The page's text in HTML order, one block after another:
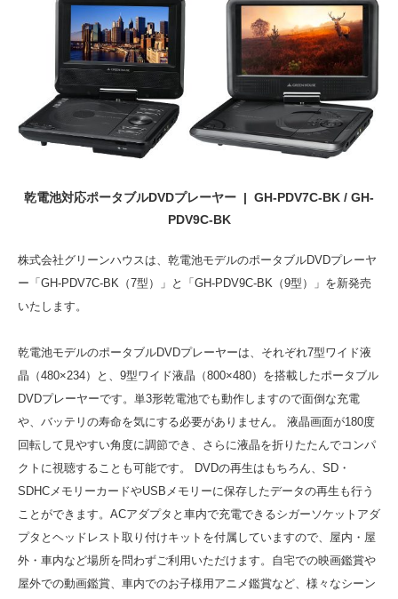
乾電池対応ポータブルDVDプレーヤー | GH-PDV7C-BK / GH-
PDV9C-BK
株式会社グリーンハウスは、乾電池モデルのポータブルDVDプレーヤ
ー「GH-PDV7C-BK（7型）」と「GH-PDV9C-BK（9型）」を新発売
いたします。
乾電池モデルのポータブルDVDプレーヤーは、それぞれ7型ワイド液
晶（480×234）と、9型ワイド液晶（800×480）を搭載したポータブル
DVDプレーヤーです。単3形乾電池でも動作しますので面倒な充電
や、バッテリの寿命を気にする必要がありません。 液晶画面が180度
回転して見やすい角度に調節でき、さらに液晶を折りたたんでコンパ
クトに視聴することも可能です。 DVDの再生はもちろん、SD・
SDHCメモリーカードやUSBメモリーに保存したデータの再生も行う
ことができます。ACアダプタと車内で充電できるシガーソケットアダ
プタとヘッドレスト取り付けキットを付属していますので、屋内・屋
外・車内など場所を問わずご利用いただけます。自宅での映画鑑賞や
屋外での動画鑑賞、車内でのお子様用アニメ鑑賞など、様々なシーン